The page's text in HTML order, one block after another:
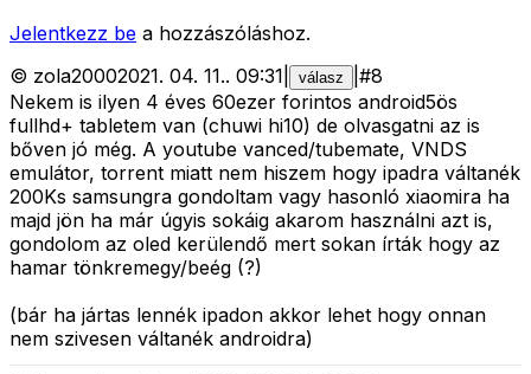
Jelentkezz be a hozzászóláshoz.
© zola20002021. 04. 11.. 09:31 válasz #8
Nekem is ilyen 4 éves 60ezer forintos android5ös
fullhd+ tabletem van (chuwi hi10) de olvasgatni az is
bőven jó még. A youtube vanced/tubemate, VNDS
emulátor, torrent miatt nem hiszem hogy ipadra váltanék
200Ks samsungra gondoltam vagy hasonló xiaomira ha
majd jön ha már úgyis sokáig akarom használni azt is,
gondolom az oled kerülendő mert sokan írták hogy az
hamar tönkremegy/beég (?)
(bár ha jártas lennék ipadon akkor lehet hogy onnan
nem szivesen váltanék androidra)